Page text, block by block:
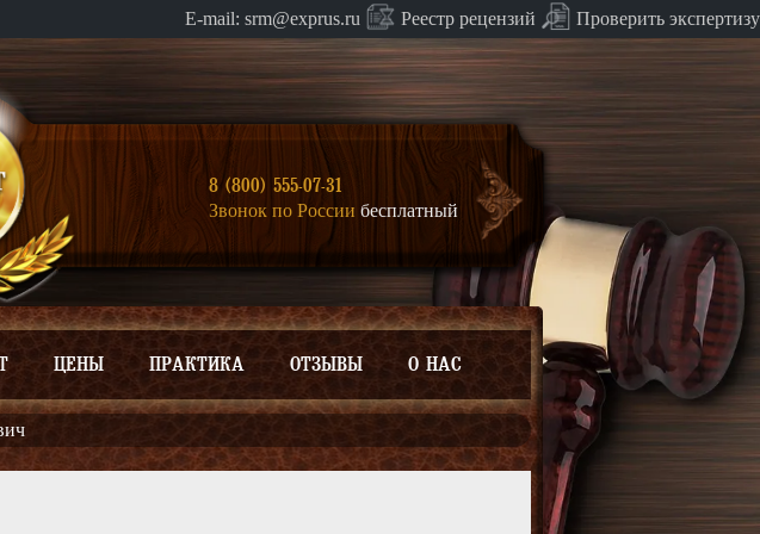
E-mail: srm@exprus.ru Реестр рецензий Проверить экспертизу
8 (800) 555-07-31
Звонок по России бесплатный
ЦЕНЫ ПРАКТИКА ОТЗЫВЫ О НАС